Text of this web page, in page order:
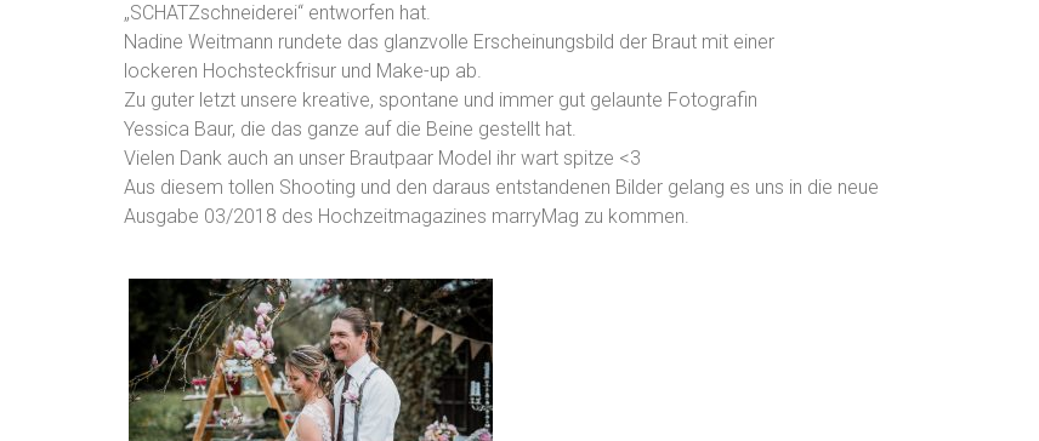
„SCHATZschneiderei“ entworfen hat.
Nadine Weitmann rundete das glanzvolle Erscheinungsbild der Braut mit einer
lockeren Hochsteckfrisur und Make-up ab.
Zu guter letzt unsere kreative, spontane und immer gut gelaunte Fotografin
Yessica Baur, die das ganze auf die Beine gestellt hat.
Vielen Dank auch an unser Brautpaar Model ihr wart spitze <3
Aus diesem tollen Shooting und den daraus entstandenen Bilder gelang es uns in die neue
Ausgabe 03/2018 des Hochzeitmagazines marryMag zu kommen.